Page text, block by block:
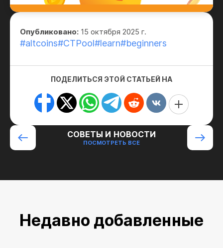
Опубликовано: 15 октября 2025 г.
#altcoins#CTPool#learn#beginners
ПОДЕЛИТЬСЯ ЭТОЙ СТАТЬЕЙ НА
СОВЕТЫ И НОВОСТИ
ПОСМОТРЕТЬ ВСЕ
Недавно добавленные